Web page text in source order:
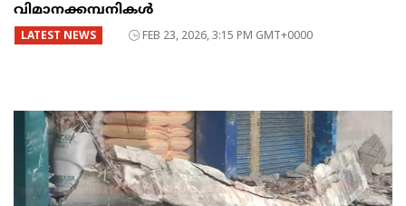
വിമാനക്കമ്പനികൾ
LATEST NEWS FEB 23, 2026, 3:15 PM GMT+0000